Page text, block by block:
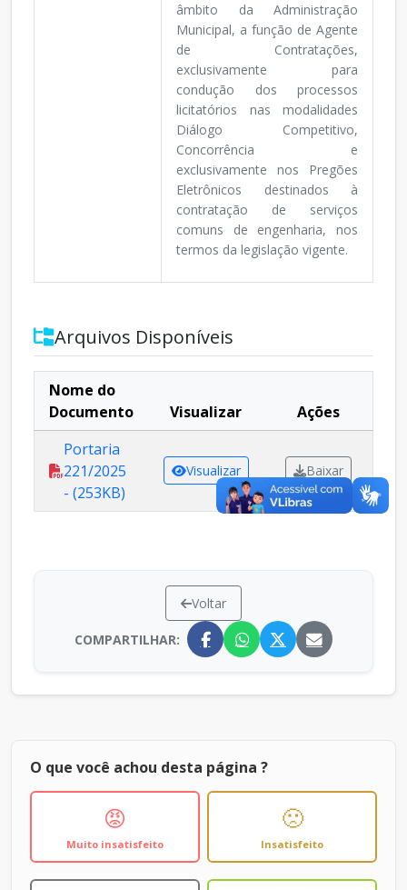
âmbito da Administração
Municipal, a função de Agente
de Contratações,
exclusivamente para
condução dos processos
licitatórios nas modalidades
Diálogo Competitivo,
Concorrência e
exclusivamente nos Pregões
Eletrônicos destinados à
contratação de serviços
comuns de engenharia, nos
termos da legislação vigente.
Arquivos Disponíveis
Nome do
Documento
Visualizar
Ações
Portaria
221/2025
- (253KB)
Visualizar Baixar
Voltar
COMPARTILHAR:
O que você achou desta página ?
😡
Muito insatisfeito
🙁
Insatisfeito